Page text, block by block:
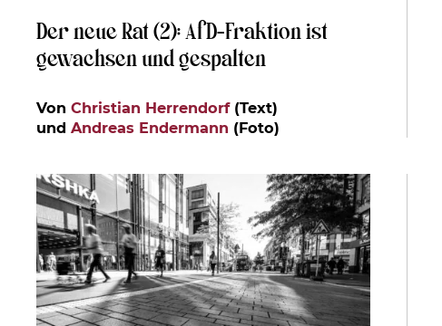
Der neue Rat (2): AfD-Fraktion ist
gewachsen und gespalten
Von Christian Herrendorf(Text)
und Andreas Endermann (Foto)